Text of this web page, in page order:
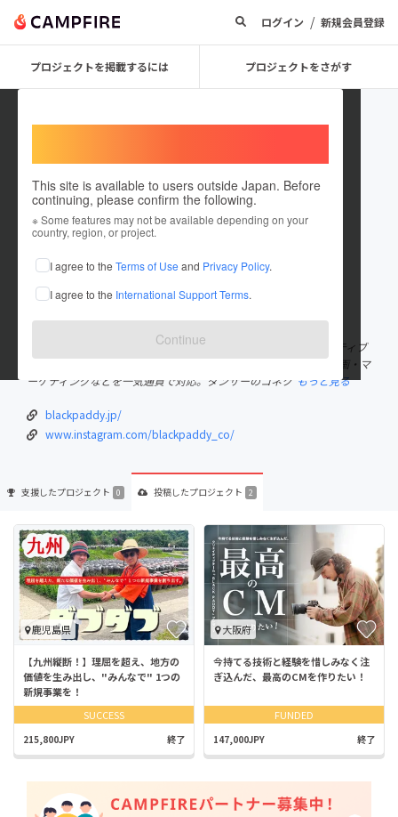
ログイン / 新規会員登録
プロジェクトを掲載するには プロジェクトをさがす
This site is available to users outside Japan. Before
continuing, please confirm the following.
※ Some features may not be available depending on your
country, region, or project.
I agree to the Terms of Use and Privacy Policy.
I agree to the International Support Terms.
Continue
BLACK PADDY
これまでに2件のプロジェクトを投稿しています
在住国：日本 現在地：大阪府
出身国：日本 出身地：大阪府
ダンサーの可能性を解放し、社会に新たな波を生み出すクリエイティブ
集団。 全員がダンサー出身であり、映像・デザイン・イベント企画・マ
ーケティングなどを一気通貫で対応。ダンサーのコネク もっと見る
blackpaddy.jp/
www.instagram.com/blackpaddy_co/
支援したプロジェクト 0 投稿したプロジェクト 2
鹿児島県
【九州縦断！】理屈を超え、地方の
価値を生み出し、"みんなで" 1つの
新規事業を！
SUCCESS
215,800JPY 終了
大阪府
今持てる技術と経験を惜しみなく注
ぎ込んだ、最高のCMを作りたい！
FUNDED
147,000JPY 終了